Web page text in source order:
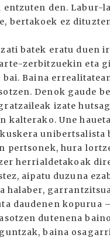
den. Labur-
bertakoek ez
batek eratu duen
zerbitzuekin eta
Baina
Denok gaude
izate
kalterako. Une
unibertsalista
pertsonek, hura
herrialdetakoak
aipatu duzuna
halaber,
daudenen
dutenena
baina